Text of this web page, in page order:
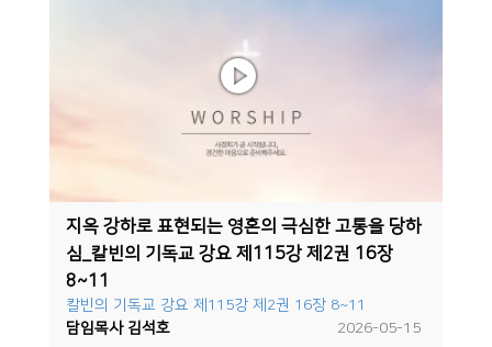
지옥 강하로 표현되는 영혼의 극심한 고통을 당하
심_칼빈의 기독교 강요 제115강 제2권 16장
8~11
칼빈의 기독교 강요 제115강 제2권 16장 8~11
2026-05-15
담임목사 김석호